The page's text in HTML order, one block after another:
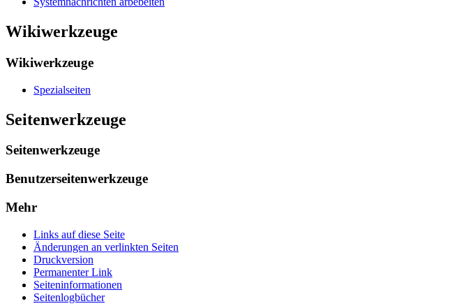
Wikiwerkzeuge
Wikiwerkzeuge
Spezialseiten
Seitenwerkzeuge
Seitenwerkzeuge
Benutzerseitenwerkzeuge
Mehr
Links auf diese Seite
Änderungen an verlinkten Seiten
Druckversion
Permanenter Link
Seiten­­informationen
Seitenlogbücher